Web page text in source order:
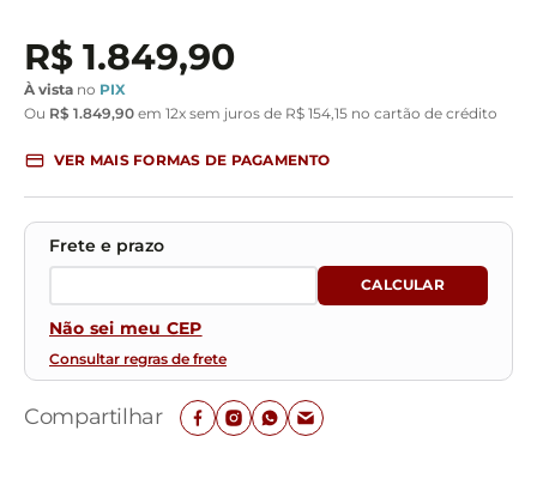
R$ 1.849,90
À vista no PIX
Ou R$ 1.849,90 em 12x sem juros de R$ 154 15 no cartão de crédito
VER MAIS FORMAS DE PAGAMENTO
Não sei meu CEP
Consultar regras de frete
Compartilhar